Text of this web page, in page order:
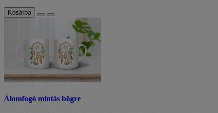
Kosárba
Álomfogó mintás bögre